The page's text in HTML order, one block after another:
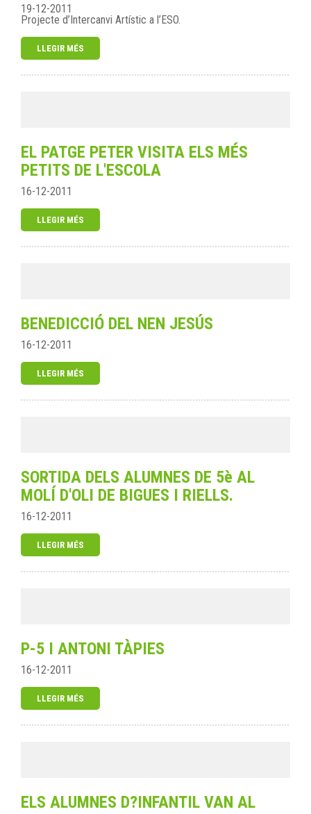
19-12-2011
Projecte d’Intercanvi Artístic a l’ESO.
LLEGIR MÉS
EL PATGE PETER VISITA ELS MÉS
PETITS DE L'ESCOLA
16-12-2011
LLEGIR MÉS
BENEDICCIÓ DEL NEN JESÚS
16-12-2011
LLEGIR MÉS
SORTIDA DELS ALUMNES DE 5è AL
MOLÍ D'OLI DE BIGUES I RIELLS.
16-12-2011
LLEGIR MÉS
P-5 I ANTONI TÀPIES
16-12-2011
LLEGIR MÉS
ELS ALUMNES D?INFANTIL VAN AL